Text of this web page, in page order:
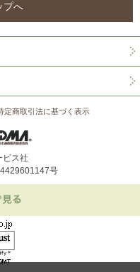
プへ
定商取引法に基づく表示
ビス社
号